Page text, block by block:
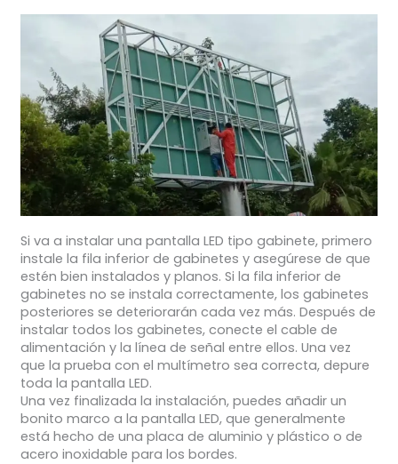
Si va a instalar una pantalla LED tipo gabinete, primero
instale la fila inferior de gabinetes y asegúrese de que
estén bien instalados y planos. Si la fila inferior de
gabinetes no se instala correctamente, los gabinetes
posteriores se deteriorarán cada vez más. Después de
instalar todos los gabinetes, conecte el cable de
alimentación y la línea de señal entre ellos. Una vez
que la prueba con el multímetro sea correcta, depure
toda la pantalla LED.
Una vez finalizada la instalación, puedes añadir un
bonito marco a la pantalla LED, que generalmente
está hecho de una placa de aluminio y plástico o de
acero inoxidable para los bordes.